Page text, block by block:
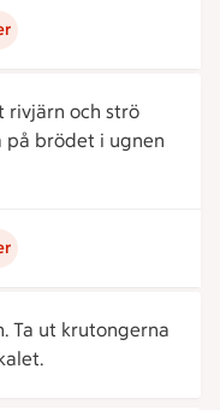
rivjärn och strö
på brödet i ugnen
Ta ut krutongerna